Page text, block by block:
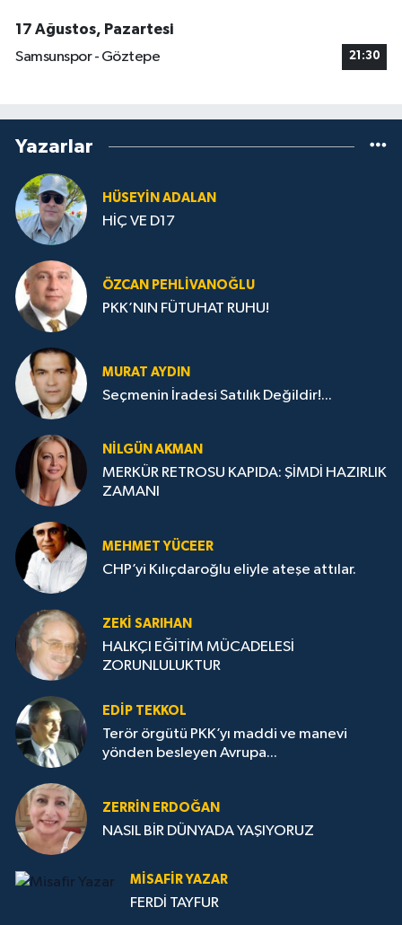
17 Ağustos, Pazartesi
Samsunspor - Göztepe
21:30
Yazarlar
HÜSEYIN ADALAN
HİÇ VE D17
ÖZCAN PEHLIVANOĞLU
PKK’NIN FÜTUHAT RUHU!
MURAT AYDIN
Seçmenin İradesi Satılık Değildir!...
NILGÜN AKMAN
MERKÜR RETROSU KAPIDA: ŞİMDİ HAZIRLIK
ZAMANI
MEHMET YÜCEER
CHP’yi Kılıçdaroğlu eliyle ateşe attılar.
ZEKI SARIHAN
HALKÇI EĞİTİM MÜCADELESİ
ZORUNLULUKTUR
EDIP TEKKOL
Terör örgütü PKK’yı maddi ve manevi
yönden besleyen Avrupa...
ZERRIN ERDOĞAN
NASIL BİR DÜNYADA YAŞIYORUZ
MISAFIR YAZAR
FERDİ TAYFUR